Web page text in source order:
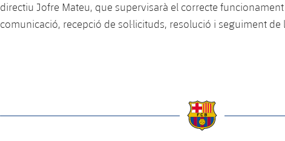
directiu Jofre Mateu, que supervisarà el correcte
comunicació, recepció de sol·licituds, resolució i seguiment de